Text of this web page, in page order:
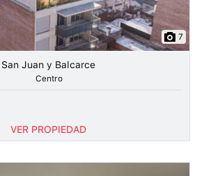
7
San Juan y Balcarce
Centro
VER PROPIEDAD